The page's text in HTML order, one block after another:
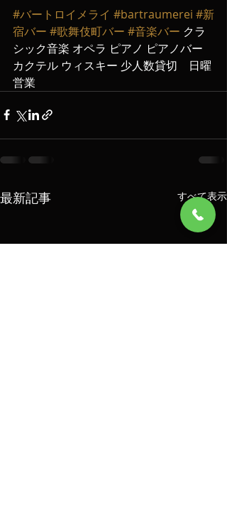
#バートロイメライ #bartraumerei #新
宿バー #歌舞伎町バー #音楽バー クラ
シック音楽 オペラ ピアノ ピアノバー
カクテル ウィスキー 少人数貸切　日曜
営業
最新記事 すべて表示